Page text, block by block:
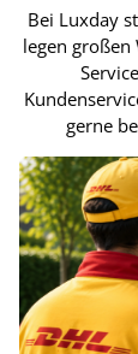
Bei Luxday
legen
gerne